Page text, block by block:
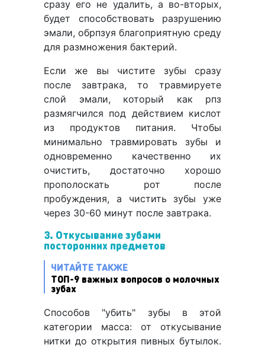
сразу его не удалить, а во-вторых,
будет способствовать разрушению
эмали, обрпзуя благоприятную среду
для размножения бактерий.
Если же вы чистите зубы сразу
после завтрака, то травмируете
слой эмали, который как рпз
размягчился под действием кислот
из продуктов питания. Чтобы
минимально травмировать зубы и
одновременно качественно их
очистить, достаточно хорошо
прополоскать рот после
пробуждения, а чистить зубы уже
через 30-60 минут после завтрака.
3. Откусывание зубами
посторонних предметов
ЧИТАЙТЕ ТАКЖЕ
ТОП-9 важных вопросов о молочных
зубах
Способов "убить" зубы в этой
категории масса: от откусывание
нитки до открытия пивных бутылок.